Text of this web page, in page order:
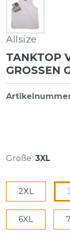
Allsize
TANKTOP
ROSSEN
Größe: 3XL
2XL
6XL